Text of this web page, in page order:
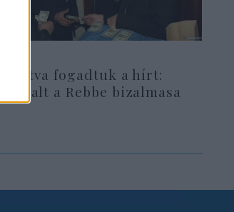
Lesújtva fogadtuk a hírt:
meghalt a Rebbe bizalmasa